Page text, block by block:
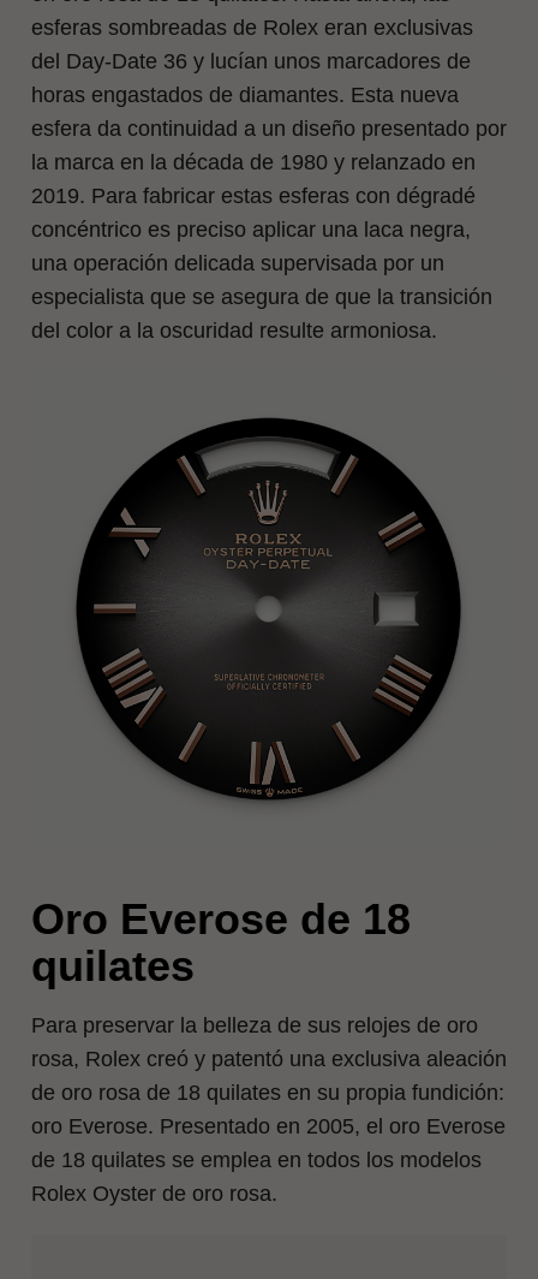
esferas sombreadas de Rolex eran exclusivas
del Day‑Date 36 y lucían unos marcadores de
horas engastados de diamantes. Esta nueva
esfera da continuidad a un diseño presentado por
la marca en la década de 1980 y relanzado en
2019. Para fabricar estas esferas con dégradé
concéntrico es preciso aplicar una laca negra,
una operación delicada supervisada por un
especialista que se asegura de que la transición
del color a la oscuridad resulte armoniosa.
Oro Everose de 18
quilates
Para preservar la belleza de sus relojes de oro
rosa, Rolex creó y patentó una exclusiva aleación
de oro rosa de 18 quilates en su propia fundición:
oro Everose. Presentado en 2005, el oro Everose
de 18 quilates se emplea en todos los modelos
Rolex Oyster de oro rosa.